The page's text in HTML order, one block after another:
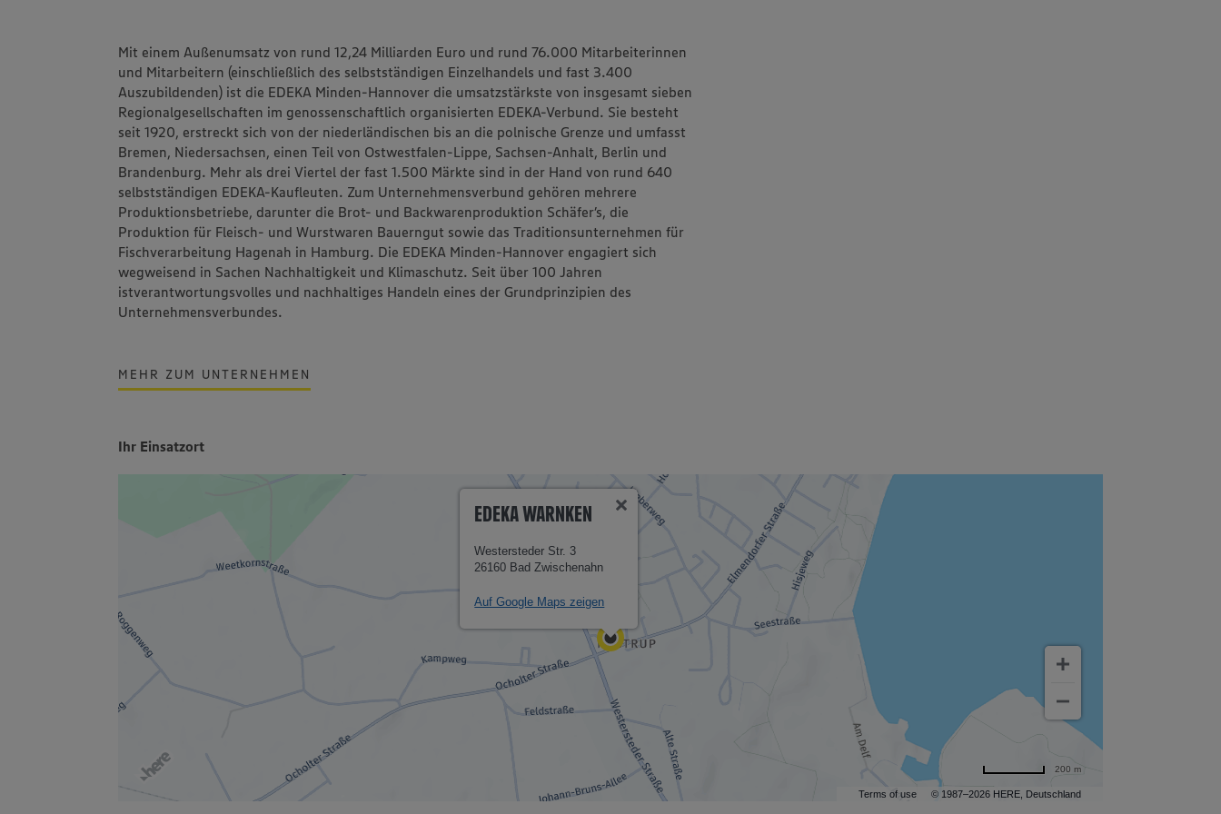
Mit einem Außenumsatz von rund 12,24 Milliarden Euro und rund 76.000 Mitarbeiterinnen
und Mitarbeitern (einschließlich des selbstständigen Einzelhandels und fast 3.400
Auszubildenden) ist die EDEKA Minden-Hannover die umsatzstärkste von insgesamt sieben
Regionalgesellschaften im genossenschaftlich organisierten EDEKA-Verbund. Sie besteht
seit 1920, erstreckt sich von der niederländischen bis an die polnische Grenze und umfasst
Bremen, Niedersachsen, einen Teil von Ostwestfalen-Lippe, Sachsen-Anhalt, Berlin und
Brandenburg. Mehr als drei Viertel der fast 1.500 Märkte sind in der Hand von rund 640
selbstständigen EDEKA-Kaufleuten. Zum Unternehmensverbund gehören mehrere
Produktionsbetriebe, darunter die Brot- und Backwarenproduktion Schäfer’s, die
Produktion für Fleisch- und Wurstwaren Bauerngut sowie das Traditionsunternehmen für
Fischverarbeitung Hagenah in Hamburg. Die EDEKA Minden-Hannover engagiert sich
wegweisend in Sachen Nachhaltigkeit und Klimaschutz. Seit über 100 Jahren
istverantwortungsvolles und nachhaltiges Handeln eines der Grundprinzipien des
Unternehmensverbundes.
MEHR ZUM UNTERNEHMEN
Ihr Einsatzort
Terms of use © 1987–2026 HERE, Deutschland
EDEKA WARNKEN
Westersteder Str. 3
26160 Bad Zwischenahn
Auf Google Maps zeigen
200 m